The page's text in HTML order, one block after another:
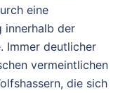
eine
innerhalb der
Immer deutlicher
vermeintlichen
die sich